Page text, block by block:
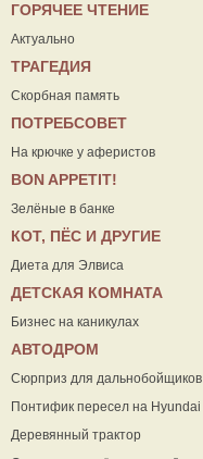
ГОРЯЧЕЕ ЧТЕНИЕ
Актуально
ТРАГЕДИЯ
Скорбная память
ПОТРЕБСОВЕТ
На крючке у аферистов
ВON APPETIT!
Зелёные в банке
КОТ, ПЁС И ДРУГИЕ
Диета для Элвиса
ДЕТСКАЯ КОМНАТА
Бизнес на каникулах
АВТОДРОМ
Сюрприз для дальнобойщиков
Понтифик пересел на Hyundai
Деревянный трактор